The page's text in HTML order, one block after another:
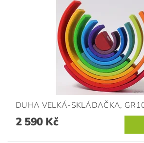
DUHA VELKÁ-SKLÁDAČKA,
2 590 Kč